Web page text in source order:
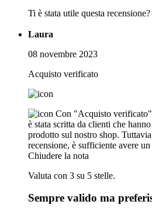
Ti è stata utile questa recensione?
Laura
08 novembre 2023
Acquisto verificato
Con "Acquisto verificato"
è stata scritta da clienti che
prodotto sul nostro shop.
recensione, è sufficiente avere
Chiudere la nota
Valuta con 3 su 5 stelle.
Sempre valido ma